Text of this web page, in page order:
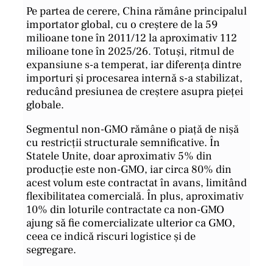
Pe partea de cerere, China rămâne principalul
importator global, cu o creștere de la 59
milioane tone în 2011/12 la aproximativ 112
milioane tone în 2025/26. Totuși, ritmul de
expansiune s-a temperat, iar diferența dintre
importuri și procesarea internă s-a stabilizat,
reducând presiunea de creștere asupra pieței
globale.
Segmentul non-GMO rămâne o piață de nișă
cu restricții structurale semnificative. În
Statele Unite, doar aproximativ 5% din
producție este non-GMO, iar circa 80% din
acest volum este contractat în avans, limitând
flexibilitatea comercială. În plus, aproximativ
10% din loturile contractate ca non-GMO
ajung să fie comercializate ulterior ca GMO,
ceea ce indică riscuri logistice și de
segregare.